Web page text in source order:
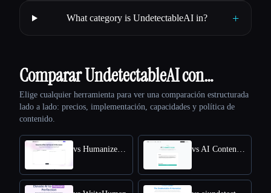
What category is UndetectableAI in? +
Comparar UndetectableAI con…
Elige cualquier herramienta para ver una comparación estructurada
lado a lado: precios, implementación, capacidades y política de
contenido.
vs HumanizeAI.com vs AI Content Detector by Leap AI